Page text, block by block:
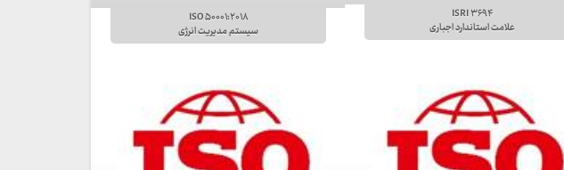
ISRI ۳۶۹۴
علامت استاندارد اجباری
ISO ۵۰۰۰۱:۲۰۱۸
سیستم مدیریت انرژی